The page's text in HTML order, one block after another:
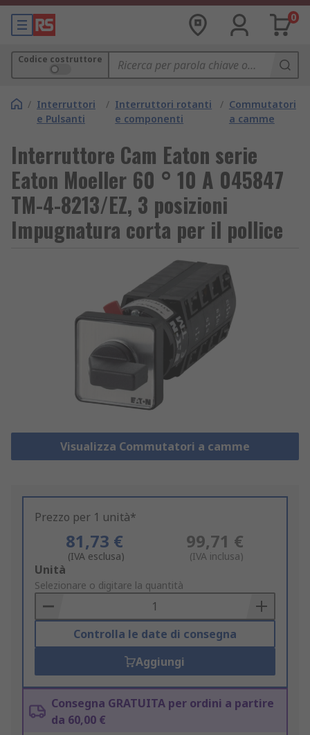
0
Codice costruttore
/ Interruttori
e Pulsanti
/ Interruttori rotanti
e componenti
/ Commutatori
a camme
Interruttore Cam Eaton serie
Eaton Moeller 60 ° 10 A 045847
TM-4-8213/EZ, 3 posizioni
Impugnatura corta per il pollice
Visualizza Commutatori a camme
Prezzo per 1 unità*
81,73 €
(IVA esclusa)
99,71 €
(IVA inclusa)
Add
to
Basket
Unità
Selezionare o digitare la quantità
Controlla le date di consegna
Aggiungi
Consegna GRATUITA per ordini a partire
da 60,00 €